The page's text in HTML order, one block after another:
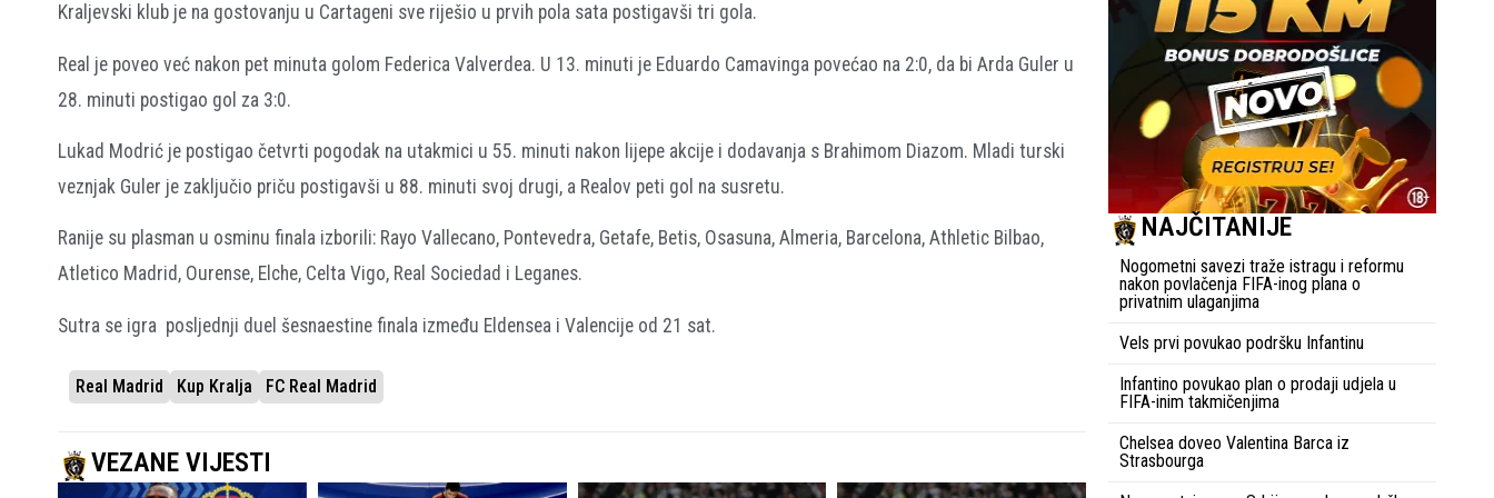
Kraljevski klub je na gostovanju u Cartageni sve riješio u prvih pola sata postigavši tri gola.
Real je poveo već nakon pet minuta golom Federica Valverdea. U 13. minuti je Eduardo Camavinga povećao na 2:0, da bi Arda Guler u
28. minuti postigao gol za 3:0.
Lukad Modrić je postigao četvrti pogodak na utakmici u 55. minuti nakon lijepe akcije i dodavanja s Brahimom Diazom. Mladi turski
veznjak Guler je zaključio priču postigavši u 88. minuti svoj drugi, a Realov peti gol na susretu.
Ranije su plasman u osminu finala izborili: Rayo Vallecano, Pontevedra, Getafe, Betis, Osasuna, Almeria, Barcelona, Athletic Bilbao,
Atletico Madrid, Ourense, Elche, Celta Vigo, Real Sociedad i Leganes.
Sutra se igra posljednji duel šesnaestine finala između Eldensea i Valencije od 21 sat.
Real Madrid Kup Kralja FC Real Madrid
VEZANE VIJESTI
NAJČITANIJE
Nogometni savezi traže istragu i reformu
nakon povlačenja FIFA-inog plana o
privatnim ulaganjima
Vels prvi povukao podršku Infantinu
Infantino povukao plan o prodaji udjela u
FIFA-inim takmičenjima
Chelsea doveo Valentina Barca iz
Strasbourga